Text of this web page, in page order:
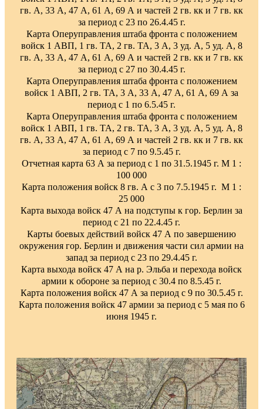
гв. А, 33 А, 47 А, 61 А, 69 А и частей 2 гв. кк и 7 гв. кк
за период с 23 по 26.4.45 г.
Карта Оперуправления штаба фронта с положением
войск 1 АВП, 1 гв. ТА, 2 гв. ТА, 3 А, 3 уд. А, 5 уд. А, 8
гв. А, 33 А, 47 А, 61 А, 69 А и частей 2 гв. кк и 7 гв. кк
за период с 27 по 30.4.45 г.
Карта Оперуправления штаба фронта с положением
войск 1 АВП, 2 гв. ТА, 3 А, 33 А, 47 А, 61 А, 69 А за
период с 1 по 6.5.45 г.
Карта Оперуправления штаба фронта с положением
войск 1 АВП, 1 гв. ТА, 2 гв. ТА, 3 А, 3 уд. А, 5 уд. А, 8
гв. А, 33 А, 47 А, 61 А, 69 А и частей 2 гв. кк и 7 гв. кк
за период с 7 по 9.5.45 г.
Отчетная карта 63 А за период с 1 по 31.5.1945 г. М 1 :
100 000
Карта положения войск 8 гв. А с 3 по 7.5.1945 г. М 1 :
25 000
Карта выхода войск 47 А на подступы к гор. Берлин за
период с 21 по 22.4.45 г.
Карты боевых действий войск 47 А по завершению
окружения гор. Берлин и движения части сил армии на
запад за период с 23 по 29.4.45 г.
Карта выхода войск 47 А на р. Эльба и перехода войск
армии к обороне за период с 30.4 по 8.5.45 г.
Карта положения войск 47 А за период с 9 по 30.5.45 г.
Карта положения войск 47 армии за период с 5 мая по 6
июня 1945 г.